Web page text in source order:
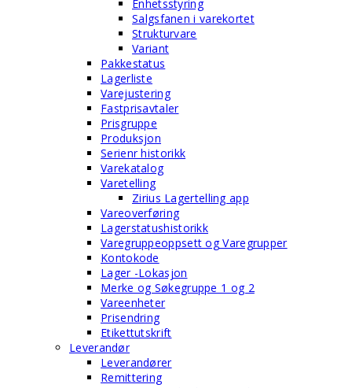
Enhetsstyring
Salgsfanen i varekortet
Strukturvare
Variant
Pakkestatus
Lagerliste
Varejustering
Fastprisavtaler
Prisgruppe
Produksjon
Serienr historikk
Varekatalog
Varetelling
Zirius Lagertelling app
Vareoverføring
Lagerstatushistorikk
Varegruppeoppsett og Varegrupper
Kontokode
Lager -Lokasjon
Merke og Søkegruppe 1 og 2
Vareenheter
Prisendring
Etikettutskrift
Leverandør
Leverandører
Remittering